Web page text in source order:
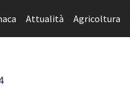
Attualità Agricoltura